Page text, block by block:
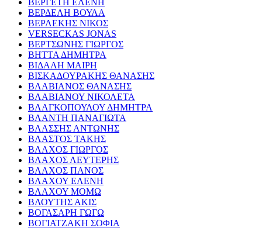
ΒΕΡΓΕΤΗ ΕΛΕΝΗ
ΒΕΡΔΕΛΗ ΒΟΥΛΑ
ΒΕΡΛΕΚΗΣ ΝΙΚΟΣ
VERSECKAS JONAS
ΒΕΡΤΣΩΝΗΣ ΓΙΩΡΓΟΣ
ΒΗΤΤΑ ΔΗΜΗΤΡΑ
ΒΙΔΑΛΗ ΜΑΙΡΗ
ΒΙΣΚΑΔΟΥΡΑΚΗΣ ΘΑΝΑΣΗΣ
ΒΛΑΒΙΑΝΟΣ ΘΑΝΑΣΗΣ
ΒΛΑΒΙΑΝΟΥ ΝΙΚΟΛΕΤΑ
ΒΛΑΓΚΟΠΟΥΛΟΥ ΔΗΜΗΤΡΑ
ΒΛΑΝΤΗ ΠΑΝΑΓΙΩΤΑ
ΒΛΑΣΣΗΣ ΑΝΤΩΝΗΣ
ΒΛΑΣΤΟΣ ΤΑΚΗΣ
ΒΛΑΧΟΣ ΓΙΩΡΓΟΣ
ΒΛΑΧΟΣ ΛΕΥΤΕΡΗΣ
ΒΛΑΧΟΣ ΠΑΝΟΣ
ΒΛΑΧΟΥ ΕΛΕΝΗ
ΒΛΑΧΟΥ ΜΟΜΩ
ΒΛΟΥΤΗΣ ΑΚΙΣ
ΒΟΓΑΣΑΡΗ ΓΩΓΩ
ΒΟΓΙΑΤΖΑΚΗ ΣΟΦΙΑ